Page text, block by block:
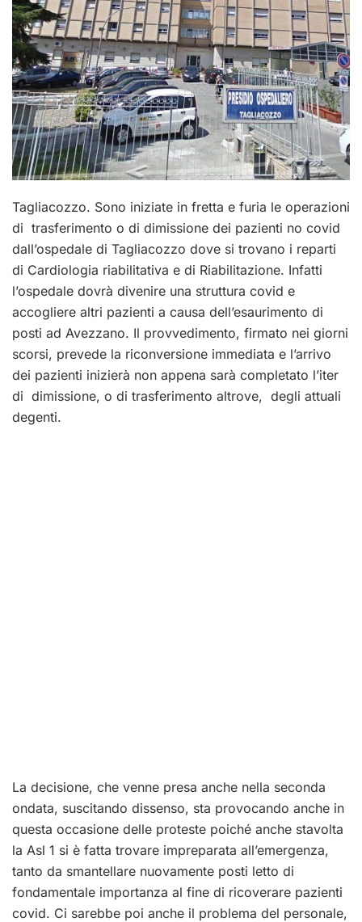
Tagliacozzo. Sono iniziate in fretta e furia le operazioni
di trasferimento o di dimissione dei pazienti no covid
dall’ospedale di Tagliacozzo dove si trovano i reparti
di Cardiologia riabilitativa e di Riabilitazione. Infatti
l’ospedale dovrà divenire una struttura covid e
accogliere altri pazienti a causa dell’esaurimento di
posti ad Avezzano. Il provvedimento, firmato nei giorni
scorsi, prevede la riconversione immediata e l’arrivo
dei pazienti inizierà non appena sarà completato l’iter
di dimissione, o di trasferimento altrove, degli attuali
degenti.
La decisione, che venne presa anche nella seconda
ondata, suscitando dissenso, sta provocando anche in
questa occasione delle proteste poiché anche stavolta
la Asl 1 si è fatta trovare impreparata all’emergenza,
tanto da smantellare nuovamente posti letto di
fondamentale importanza al fine di ricoverare pazienti
covid. Ci sarebbe poi anche il problema del personale,